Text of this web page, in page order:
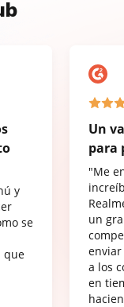
y
se
que
Un
para
"Me
un
a los
en